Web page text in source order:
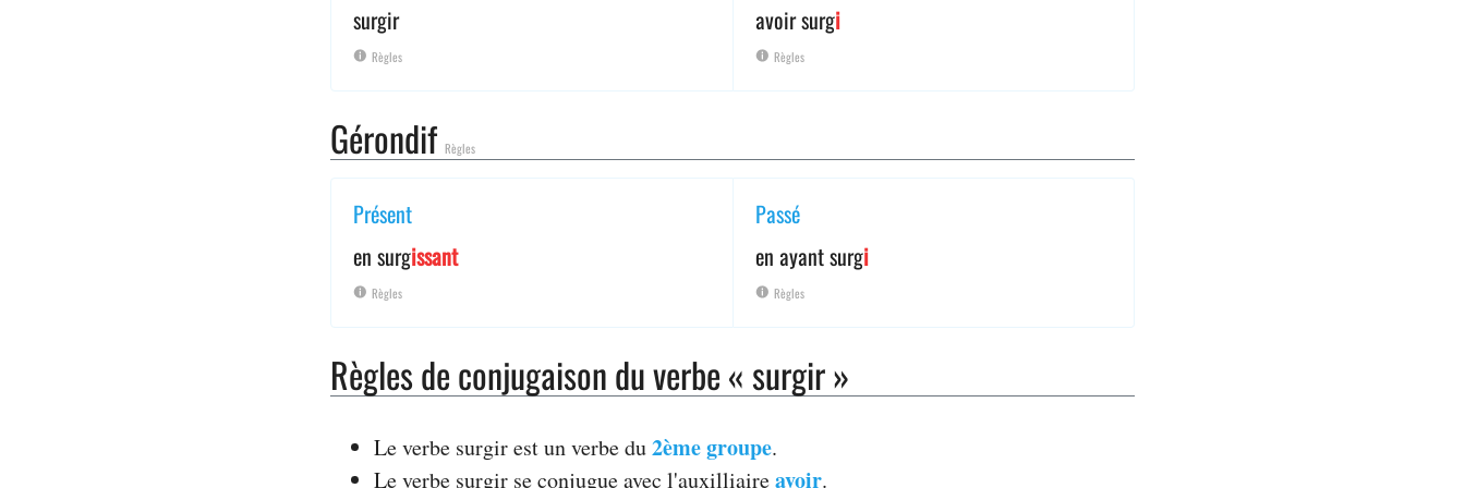
surgir
Règles
avoir surgi
Règles
Gérondif Règles
Présent
en surgissant
Règles
Passé
en ayant surgi
Règles
Règles de conjugaison du verbe « surgir »
Le verbe surgir est un verbe du2ème groupe.
Le verbe surgir se conjugue avec l'auxilliaireavoir.